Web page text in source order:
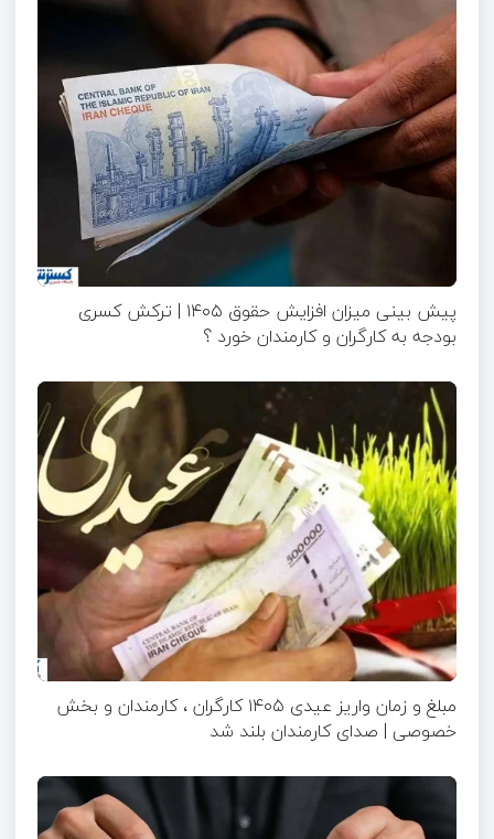
پیش بینی میزان افزایش حقوق ۱۴۰۵ | ترکش کسری
بودجه به کارگران و کارمندان خورد ؟
مبلغ و زمان واریز عیدی ۱۴۰۵ کارگران ، کارمندان و بخش
خصوصی | صدای کارمندان بلند شد